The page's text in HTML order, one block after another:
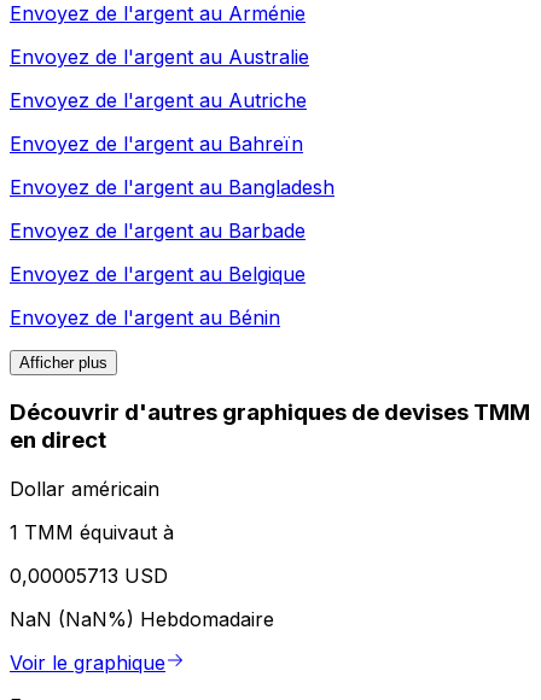
Envoyez de l'argent au Arménie
Envoyez de l'argent au Australie
Envoyez de l'argent au Autriche
Envoyez de l'argent au Bahreïn
Envoyez de l'argent au Bangladesh
Envoyez de l'argent au Barbade
Envoyez de l'argent au Belgique
Envoyez de l'argent au Bénin
Afficher plus
Découvrir d'autres graphiques de devises TMM
en direct
Dollar américain
1 TMM équivaut à
0,00005713 USD
NaN (NaN%) Hebdomadaire
Voir le graphique